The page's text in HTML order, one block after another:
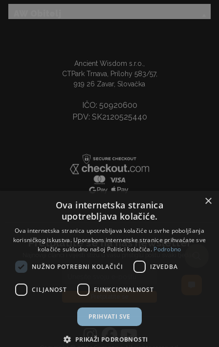
Ancient Wisdom s.r.o.,
CTPark Trnava, Prílohy 583/57,
919 26 Zavar, Slovačka
IČO: 50920600
PDV: SK2120525440
Pretplatite se na naš newsletter
Najnoviji članci i vijesti stižu u vašu pristiglu poštu svaki tjedan.
×
Ova internetska stranica
upotrebljava kolačiće.
Ova internetska stranica upotrebljava kolačiće u svrhe poboljšanja
korisničkog iskustva. Uporabom internetske stranice prihvaćate sve
kolačiće sukladno našoj Politici kolačića. Podrobno
NUŽNO POTREBNI KOLAČIĆI IZVEDBA
CILJANOST FUNKCIONALNOST
PRIHVATI SVE
PRIKAŽI PODROBNOSTI